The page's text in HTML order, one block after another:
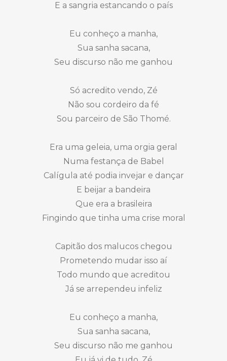
E a sangria estancando o país
Eu conheço a manha,
Sua sanha sacana,
Seu discurso não me ganhou
Só acredito vendo, Zé
Não sou cordeiro da fé
Sou parceiro de São Thomé.
Era uma geleia, uma orgia geral
Numa festança de Babel
Calígula até podia invejar e dançar
E beijar a bandeira
Que era a brasileira
Fingindo que tinha uma crise moral
Capitão dos malucos chegou
Prometendo mudar isso aí
Todo mundo que acreditou
Já se arrependeu infeliz
Eu conheço a manha,
Sua sanha sacana,
Seu discurso não me ganhou